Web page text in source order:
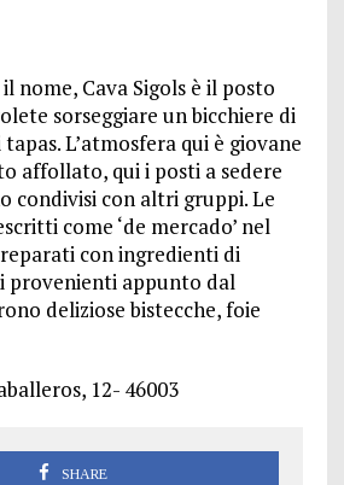
nome, Cava Sigols è il posto
sorseggiare un bicchiere di
L’atmosfera qui è giovane
affollato, qui i posti a sedere
condivisi con altri gruppi. Le
come ‘de mercado’ nel
con ingredienti di
provenienti appunto dal
deliziose bistecche, foie
12- 46003
SHARE